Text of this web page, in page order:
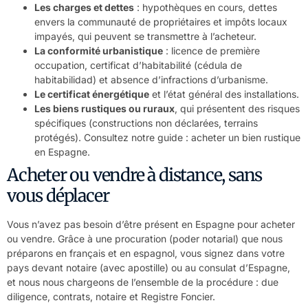
Les charges et dettes : hypothèques en cours, dettes
envers la communauté de propriétaires et impôts locaux
impayés, qui peuvent se transmettre à l’acheteur.
La conformité urbanistique : licence de première
occupation, certificat d’habitabilité (cédula de
habitabilidad) et absence d’infractions d’urbanisme.
Le certificat énergétique et l’état général des installations.
Les biens rustiques ou ruraux, qui présentent des risques
spécifiques (constructions non déclarées, terrains
protégés). Consultez notre guide : acheter un bien rustique
en Espagne.
Acheter ou vendre à distance, sans
vous déplacer
Vous n’avez pas besoin d’être présent en Espagne pour acheter
ou vendre. Grâce à une procuration (poder notarial) que nous
préparons en français et en espagnol, vous signez dans votre
pays devant notaire (avec apostille) ou au consulat d’Espagne,
et nous nous chargeons de l’ensemble de la procédure : due
diligence, contrats, notaire et Registre Foncier.